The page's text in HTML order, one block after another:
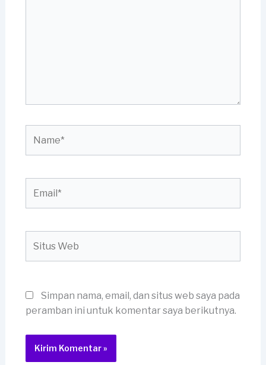
Web
Simpan nama, email, dan situs web saya pada
peramban ini untuk komentar saya berikutnya.